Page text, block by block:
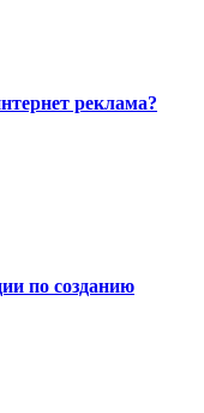
реклама?
по созданию